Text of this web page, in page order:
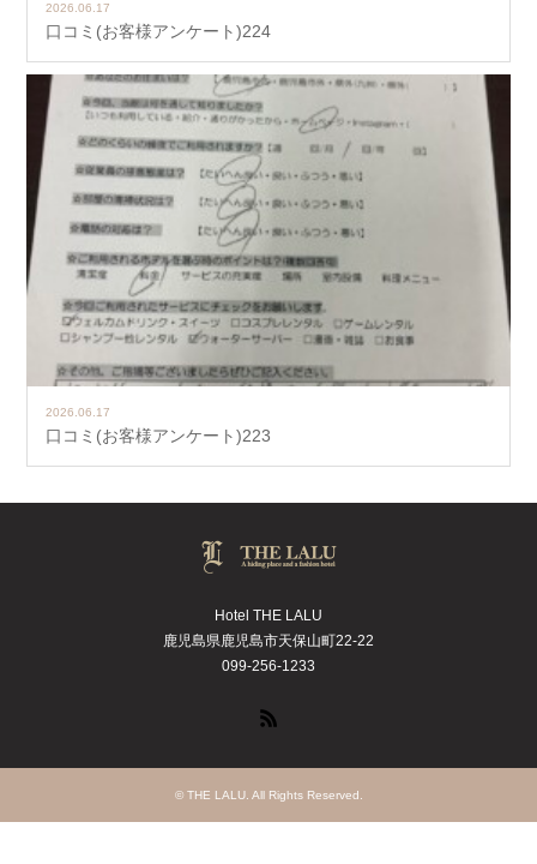
2026.06.17
口コミ(お客様アンケート)224
2026.06.17
口コミ(お客様アンケート)223
Hotel THE LALU
鹿児島県鹿児島市天保山町22-22
099-256-1233
© THE LALU. All Rights Reserved.